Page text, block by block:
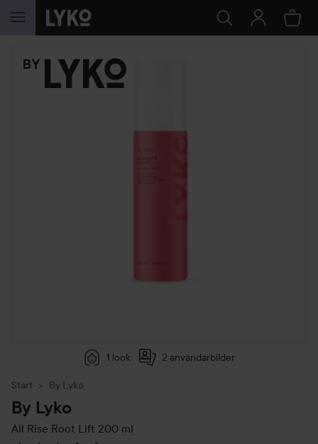
HOPPA TILL INNEHÅLLET
1 look 2 användarbilder
Start By Lyko
By Lyko
All Rise Root Lift 200 ml